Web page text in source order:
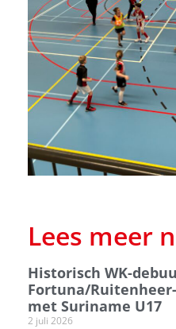
Lees meer
Historisch WK-
Fortuna/
met Suriname U17
2 juli 2026